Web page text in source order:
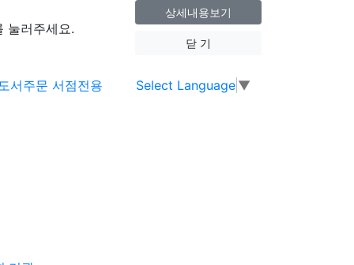
눌러주세요.
상세내용보기
닫 기
Select Language ▼